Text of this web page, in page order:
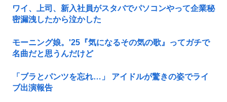
ワイ、上司、新入社員がスタバでパソコンやって企業秘
密漏洩したから泣かした
モーニング娘。'25『気になるその気の歌』ってガチで
名曲だと思うんだけど
「ブラとパンツを忘れ…」 アイドルが驚きの姿でライ
ブ出演報告